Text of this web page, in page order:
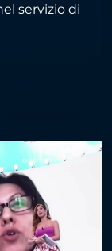
servizio di